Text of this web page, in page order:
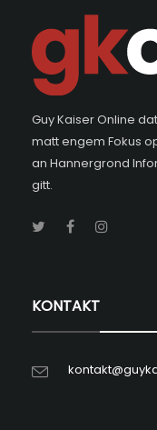
Guy Kaiser Online
matt engem Fokus
an Hannergrond
gitt.
KONTAKT